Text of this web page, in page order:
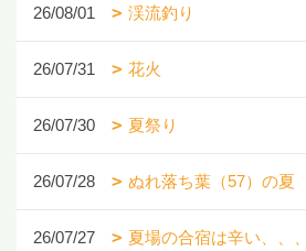
26/08/01 渓流釣り
26/07/31 花火
26/07/30 夏祭り
26/07/28 ぬれ落ち葉（57）の夏
26/07/27 夏場の合宿は辛い、、、